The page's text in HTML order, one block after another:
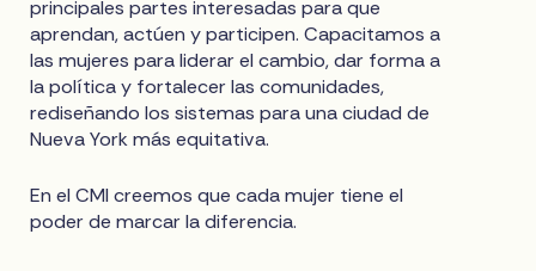
principales partes interesadas para que
aprendan, actúen y participen. Capacitamos a
las mujeres para liderar el cambio, dar forma a
la política y fortalecer las comunidades,
rediseñando los sistemas para una ciudad de
Nueva York más equitativa.
En el CMI creemos que cada mujer tiene el
poder de marcar la diferencia.